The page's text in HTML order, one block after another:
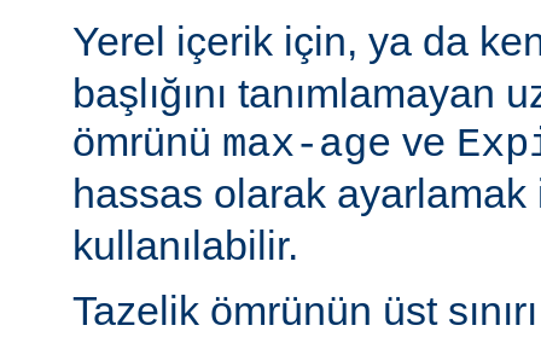
Yerel içerik için, ya da
başlığını tanımlamayan
ömrünü max-age ve
hassas olarak
kullanılabilir.
Tazelik ömrünün üst